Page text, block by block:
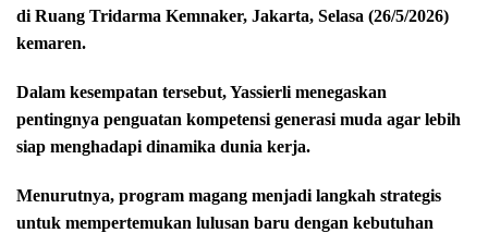
di Ruang Tridarma Kemnaker, Jakarta, Selasa (26/5/2026)
kemaren.
Dalam kesempatan tersebut, Yassierli menegaskan
pentingnya penguatan kompetensi generasi muda agar lebih
siap menghadapi dinamika dunia kerja.
Menurutnya, program magang menjadi langkah strategis
untuk mempertemukan lulusan baru dengan kebutuhan